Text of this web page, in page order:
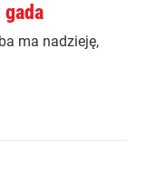
gada
ma nadzieję,